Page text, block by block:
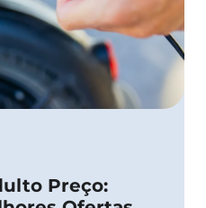
Preço: